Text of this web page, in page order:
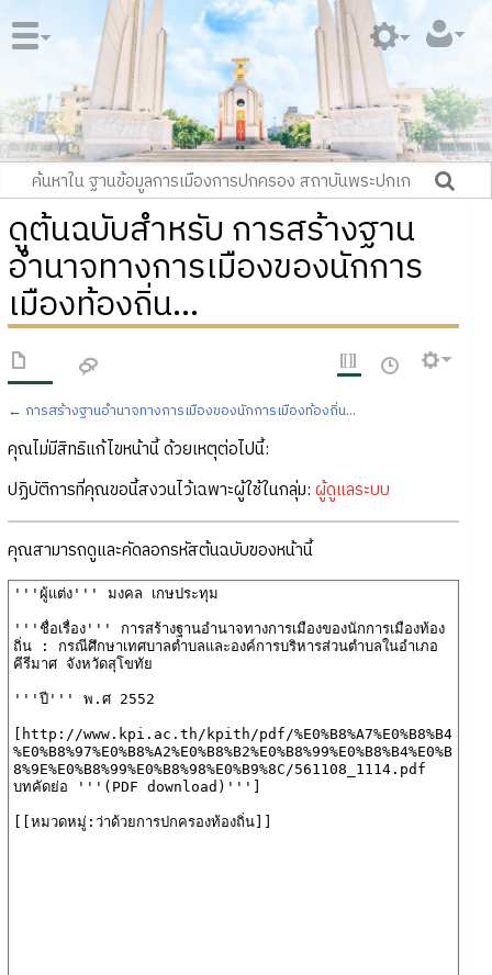
ดูต้นฉบับสำหรับ การสร้างฐาน
อำนาจทางการเมืองของนักการ
เมืองท้องถิ่น...
← การสร้างฐานอำนาจทางการเมืองของนักการเมืองท้องถิ่น...
คุณไม่มีสิทธิแก้ไขหน้านี้ ด้วยเหตุต่อไปนี้:
ปฏิบัติการที่คุณขอนี้สงวนไว้เฉพาะผู้ใช้ในกลุ่ม: ผู้ดูแลระบบ
คุณสามารถดูและคัดลอกรหัสต้นฉบับของหน้านี้